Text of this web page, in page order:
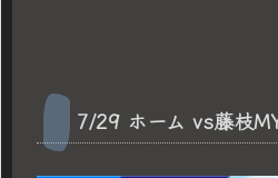
7/29 ホーム vs藤枝